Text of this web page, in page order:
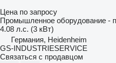
Цена по запросу
Промышленное оборудование -
4.08 л.с. (3 кВт)
Германия, Heidenheim
GS-INDUSTRIESERVICE
Связаться с продавцом